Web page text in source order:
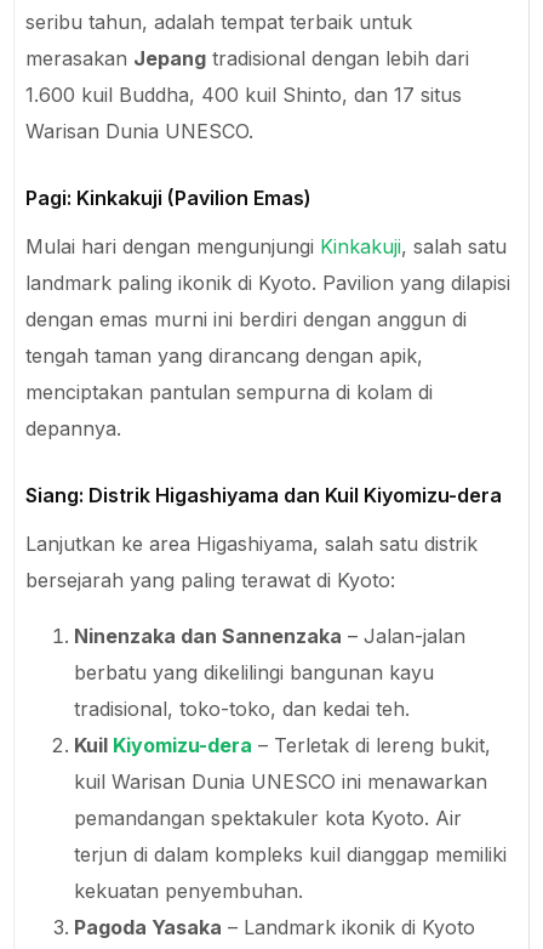
seribu tahun, adalah tempat terbaik untuk
merasakan Jepang tradisional dengan lebih dari
1.600 kuil Buddha, 400 kuil Shinto, dan 17 situs
Warisan Dunia UNESCO.
Pagi: Kinkakuji (Pavilion Emas)
Mulai hari dengan mengunjungi Kinkakuji, salah satu
landmark paling ikonik di Kyoto. Pavilion yang dilapisi
dengan emas murni ini berdiri dengan anggun di
tengah taman yang dirancang dengan apik,
menciptakan pantulan sempurna di kolam di
depannya.
Siang: Distrik Higashiyama dan Kuil Kiyomizu-dera
Lanjutkan ke area Higashiyama, salah satu distrik
bersejarah yang paling terawat di Kyoto:
Ninenzaka dan Sannenzaka – Jalan-jalan
berbatu yang dikelilingi bangunan kayu
tradisional, toko-toko, dan kedai teh.
Kuil Kiyomizu-dera – Terletak di lereng bukit,
kuil Warisan Dunia UNESCO ini menawarkan
pemandangan spektakuler kota Kyoto. Air
terjun di dalam kompleks kuil dianggap memiliki
kekuatan penyembuhan.
Pagoda Yasaka – Landmark ikonik di Kyoto